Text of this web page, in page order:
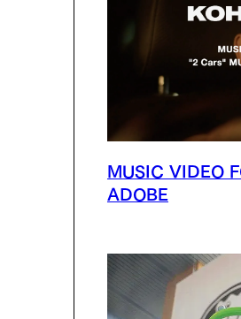
MUSIC VIDEO
ADOBE